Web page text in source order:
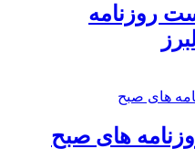
روزنامه‌
های صبح